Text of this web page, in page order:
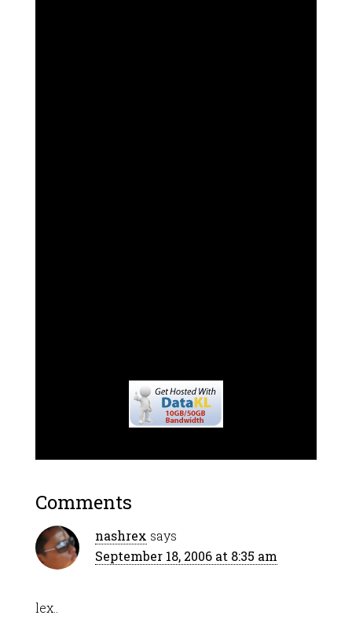
Comments
nashrex says
September 18, 2006 at 8:35 am
lex..